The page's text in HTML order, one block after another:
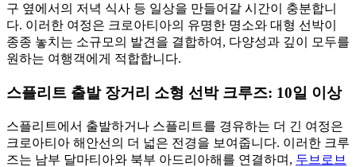
구 옆에서의 저녁 식사 등 일상을 만들어갈 시간이 충분합니
다. 이러한 여정은 크로아티아의 유명한 명소와 대형 선박이
종종 놓치는 소규모의 발견을 결합하여, 다양성과 깊이 모두를
원하는 여행객에게 적합합니다.
스플리트 출발 장거리 소형 선박 크루즈: 10일 이상
스플리트에서 출발하거나 스플리트를 경유하는 더 긴 여정은
크로아티아 해안선의 더 넓은 전경을 보여줍니다. 이러한 크루
즈는 남부 달마티아와 북부 아드리아해를 연결하며, 두브로브